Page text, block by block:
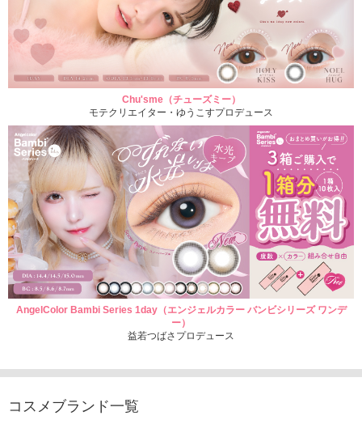
Chu'sme（チューズミー）
モテクリエイター・ゆうこすプロデュース
AngelColor Bambi Series 1day（エンジェルカラー バンビシリーズ ワンデ
ー）
益若つばさプロデュース
コスメブランド一覧